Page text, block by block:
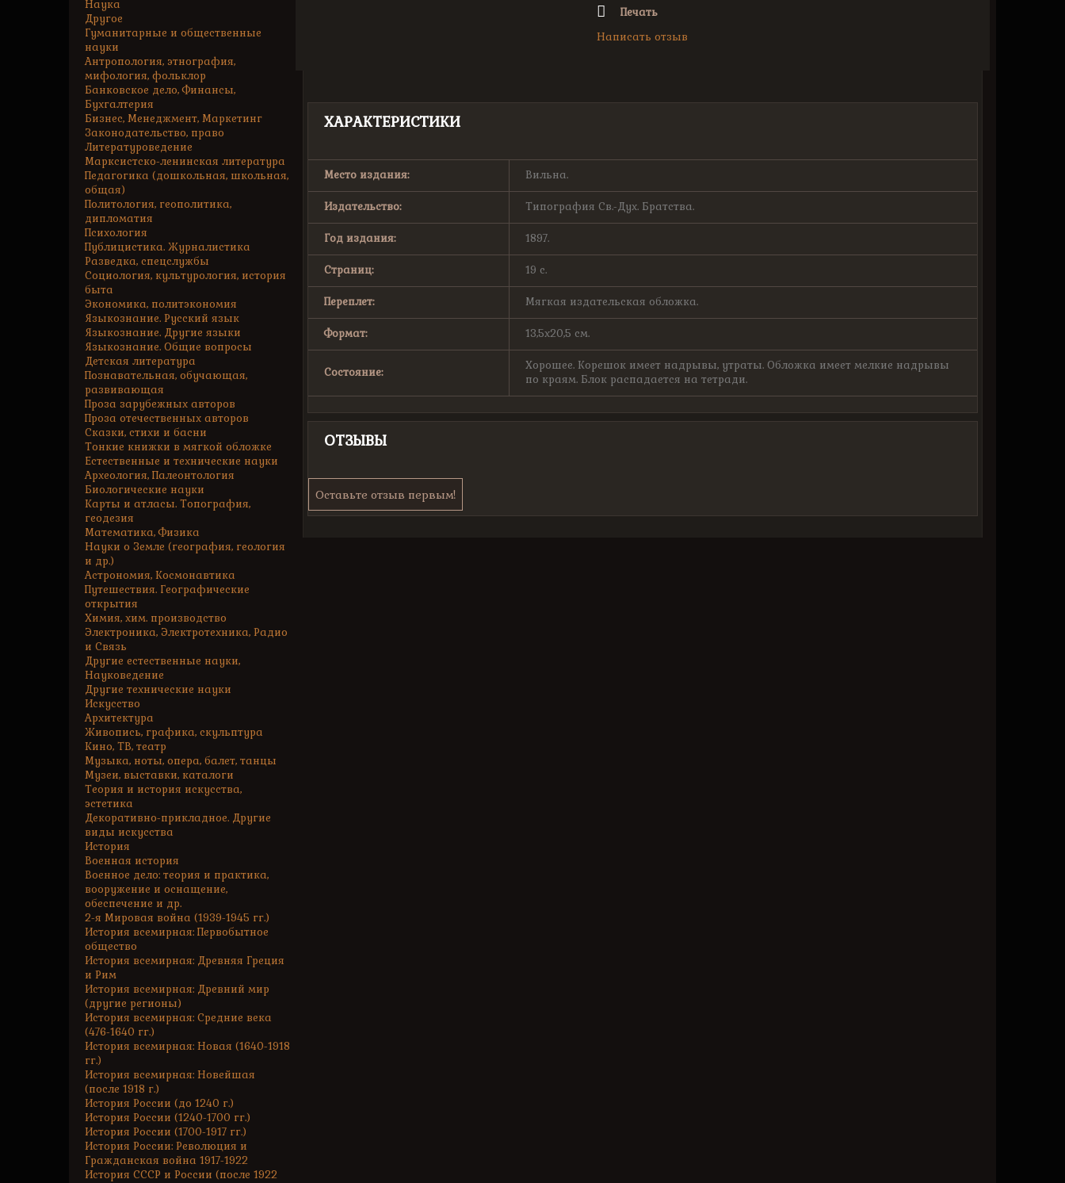
Наука
Другое
Гуманитарные и общественные
науки
Антропология, этнография,
мифология, фольклор
Банковское дело, Финансы,
Бухгалтерия
Бизнес, Менеджмент, Маркетинг
Законодательство, право
Литературоведение
Марксистско-ленинская литература
Педагогика (дошкольная, школьная,
общая)
Политология, геополитика,
дипломатия
Психология
Публицистика. Журналистика
Разведка, спецслужбы
Социология, культурология, история
быта
Экономика, политэкономия
Языкознание. Русский язык
Языкознание. Другие языки
Языкознание. Общие вопросы
Детская литература
Познавательная, обучающая,
развивающая
Проза зарубежных авторов
Проза отечественных авторов
Сказки, стихи и басни
Тонкие книжки в мягкой обложке
Естественные и технические науки
Археология, Палеонтология
Биологические науки
Карты и атласы. Топография,
геодезия
Математика, Физика
Науки о Земле (география, геология
и др.)
Астрономия, Космонавтика
Путешествия. Географические
открытия
Химия, хим. производство
Электроника, Электротехника, Радио
и Связь
Другие естественные науки,
Науковедение
Другие технические науки
Искусство
Архитектура
Живопись, графика, скульптура
Кино, ТВ, театр
Музыка, ноты, опера, балет, танцы
Музеи, выставки, каталоги
Теория и история искусства,
эстетика
Декоративно-прикладное. Другие
виды искусства
История
Военная история
Военное дело: теория и практика,
вооружение и оснащение,
обеспечение и др.
2-я Мировая война (1939-1945 гг.)
История всемирная: Первобытное
общество
История всемирная: Древняя Греция
и Рим
История всемирная: Древний мир
(другие регионы)
История всемирная: Средние века
(476-1640 гг.)
История всемирная: Новая (1640-1918
гг.)
История всемирная: Новейшая
(после 1918 г.)
История России (до 1240 г.)
История России (1240-1700 гг.)
История России (1700-1917 гг.)
История России: Революция и
Гражданская война 1917-1922
История СССР и России (после 1922
Печать
Написать отзыв
ХАРАКТЕРИСТИКИ
Место издания: Вильна.
Издательство: Типография Св.-Дух. Братства.
Год издания: 1897.
Страниц: 19 с.
Переплет: Мягкая издательская обложка.
Формат: 13,5х20,5 см.
Состояние:
Хорошее. Корешок имеет надрывы, утраты. Обложка имеет мелкие надрывы
по краям. Блок распадается на тетради.
ОТЗЫВЫ
Оставьте отзыв первым!